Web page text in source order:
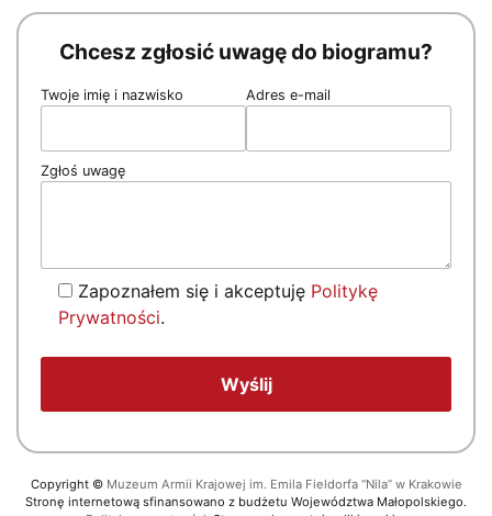
Chcesz zgłosić uwagę do biogramu?
Twoje imię i nazwisko Adres e-mail
Zgłoś uwagę
Zapoznałem się i akceptuję Politykę
Prywatności.
Copyright © Muzeum Armii Krajowej im. Emila Fieldorfa “Nila” w Krakowie
Stronę internetową sfinansowano z budżetu Województwa Małopolskiego.